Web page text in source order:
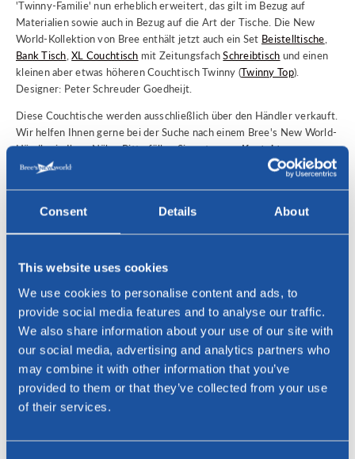
Consent Details About
This website uses cookies
We use cookies to personalise content and ads, to
provide social media features and to analyse our traffic.
We also share information about your use of our site with
our social media, advertising and analytics partners who
may combine it with other information that you’ve
provided to them or that they’ve collected from your use
of their services.
'Twinny-Familie' nun erheblich erweitert, das gilt im Bezug auf
Materialien sowie auch in Bezug auf die Art der Tische. Die New
World-Kollektion von Bree enthält jetzt auch ein Set Beistelltische
Bank Tisch ,XL Couchtisch mit ZeitungsfachSchreibtisch und einen
kleinen aber etwas höheren Couchtisch Twinny (Twinny Top).
Designer: Peter Schreuder Goedheijt.
Diese Couchtische werden ausschließlich über den Händler verkauft.
Wir helfen Ihnen gerne bei der Suche nach einem Bree's New World-
Händler in Ihrer Nähe. Bitte füllen Sie unten ausKontakt
Formularim. Inspiration finden Sie auch in unserer eigenen Bree's
testen können.
Interessiert?
Bei Fragen oder um einen Bree's New World Händler in Ihrer Nähe zu
E-Mail-Addresse *